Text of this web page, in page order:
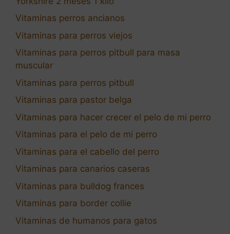
Vitaminas perros ancianos
Vitaminas para perros viejos
Vitaminas para perros pitbull para masa
muscular
Vitaminas para perros pitbull
Vitaminas para pastor belga
Vitaminas para hacer crecer el pelo de mi perro
Vitaminas para el pelo de mi perro
Vitaminas para el cabello del perro
Vitaminas para canarios caseras
Vitaminas para bulldog frances
Vitaminas para border collie
Vitaminas de humanos para gatos